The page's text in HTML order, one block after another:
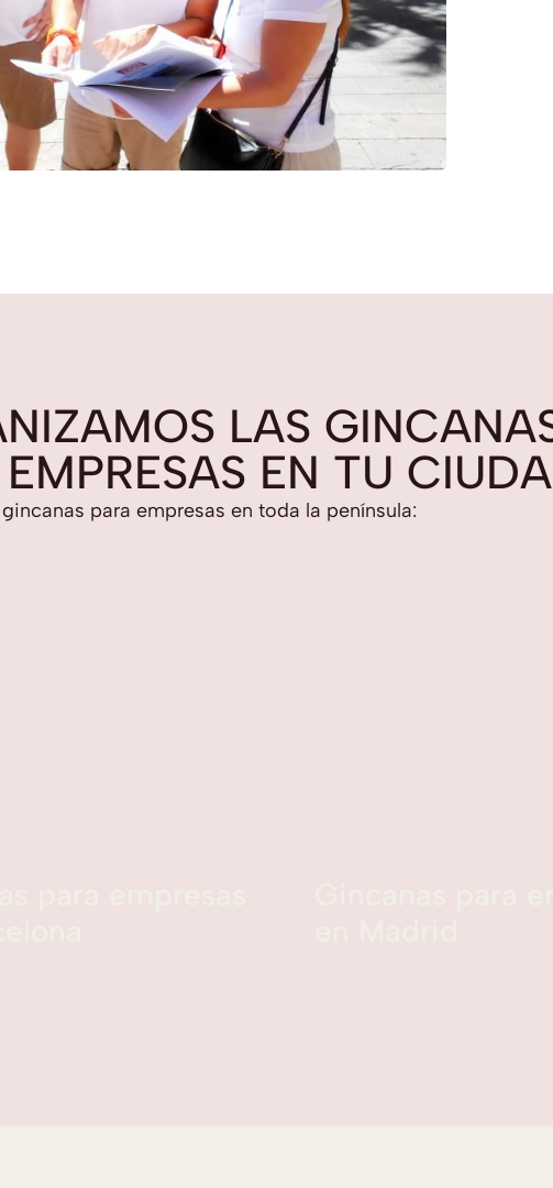
LAS
EN TU
para empresas en toda la península: